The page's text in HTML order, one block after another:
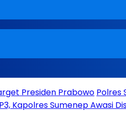
Presiden Prabowo Polres
Kapolres Sumenep Awasi